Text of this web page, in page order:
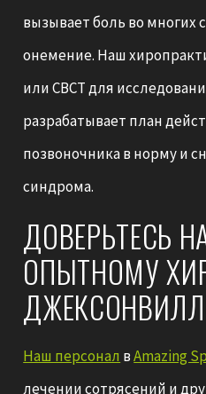
вызывает боль во многих
онемение. Наш
или CBCT для
разрабатывает план
позвоночника в норму и
синдрома.
ДОВЕРЬТЕСЬ
ОПЫТНОМУ
Наш персонал вAmazing
лечении сотрясений и